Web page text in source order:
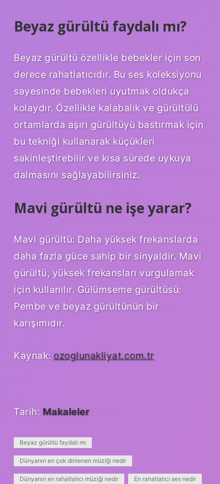
Beyaz gürültü faydalı mı?
Beyaz gürültü özellikle bebekler için son
derece rahatlatıcıdır. Bu ses koleksiyonu
sayesinde bebekleri uyutmak oldukça
kolaydır. Özellikle kalabalık ve gürültülü
ortamlarda aşırı gürültüyü bastırmak için
bu tekniği kullanarak küçükleri
sakinleştirebilir ve kısa sürede uykuya
dalmasını sağlayabilirsiniz.
Mavi gürültü ne işe yarar?
Mavi gürültü: Daha yüksek frekanslarda
daha fazla güce sahip bir sinyaldir. Mavi
gürültü, yüksek frekansları vurgulamak
için kullanılır. Gülümseme gürültüsü:
Pembe ve beyaz gürültünün bir
karışımıdır.
Kaynak: ozoglunakliyat.com.tr
Tarih: Makaleler
Beyaz gürültü faydalı mı
Dünyanın en çok dinlenen müziği nedir
Dünyanın en rahatlatıcı müziği nedir En rahatlatıcı ses nedir